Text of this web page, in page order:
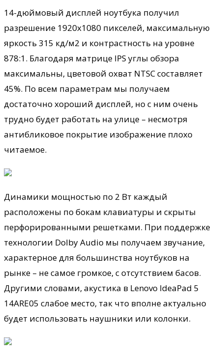
14-дюймовый дисплей ноутбука получил
разрешение 1920х1080 пикселей, максимальную
яркость 315 кд/м2 и контрастность на уровне
878:1. Благодаря матрице IPS углы обзора
максимальны, цветовой охват NTSC составляет
45%. По всем параметрам мы получаем
достаточно хороший дисплей, но с ним очень
трудно будет работать на улице – несмотря
антибликовое покрытие изображение плохо
читаемое.
Динамики мощностью по 2 Вт каждый
расположены по бокам клавиатуры и скрыты
перфорированными решетками. При поддержке
технологии Dolby Audio мы получаем звучание,
характерное для большинства ноутбуков на
рынке – не самое громкое, с отсутствием басов.
Другими словами, акустика в Lenovo IdeaPad 5
14ARE05 слабое место, так что вполне актуально
будет использовать наушники или колонки.